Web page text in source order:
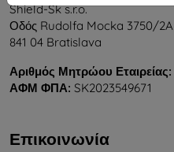
Shield-Sk s.r.o.
Οδός Rudolfa Mocka 3750/2A
841 04 Bratislava
Αριθμός Μητρώου Εταιρείας:
ΑΦΜ ΦΠΑ: SK2023549671
Επικοινωνία